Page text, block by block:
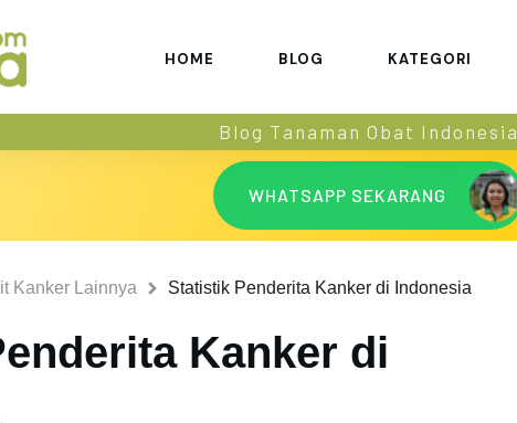
HOME BLOG KATEGORI
Blog Tanaman Obat Indonesia
WHATSAPP SEKARANG
Kanker Lainnya Statistik Penderita Kanker di Indonesia
Kanker di